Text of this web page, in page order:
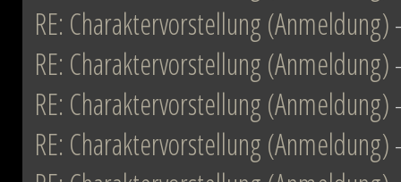
RE: Charaktervorstellung (Anmeldung)
RE: Charaktervorstellung (Anmeldung)
RE: Charaktervorstellung (Anmeldung)
RE: Charaktervorstellung (Anmeldung)